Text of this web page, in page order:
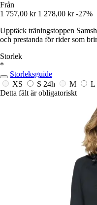
Från
1 757,00 kr 1 278,00 kr -27%
Upptäck träningstoppen
och prestanda för rider som
Storlek
*
Storleksguide
XS
S 24h M L
Detta fält är obligatoriskt